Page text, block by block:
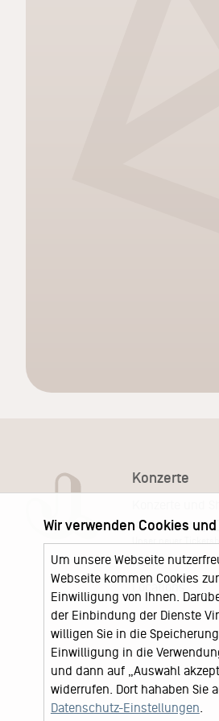
Konzerte
KJ Ticketshop
Unser neuer
News
Locations
Wir verwenden Cookies
Um unsere Webseite
Webseite kommen Cookies
Einwilligung von Ihnen.
der Einbindung der Dienste
willigen Sie in die
Einwilligung in die
und dann auf „Auswahl
widerrufen. Dort hahaben Sie
Datenschutz-Einstellungen